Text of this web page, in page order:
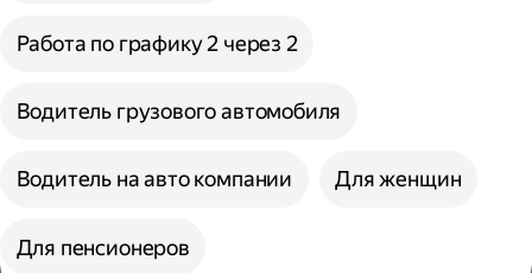
Работа по графику 2 через 2
Водитель грузового автомобиля
Водитель на авто компании Для женщин
Для пенсионеров